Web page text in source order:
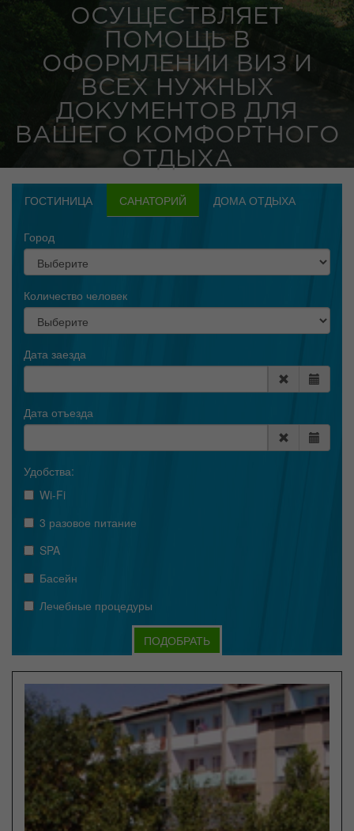
ОСУЩЕСТВЛЯЕТ
ПОМОЩЬ В
ОФОРМЛЕНИИ ВИЗ И
ВСЕХ НУЖНЫХ
ДОКУМЕНТОВ ДЛЯ
ВАШЕГО КОМФОРТНОГО
ОТДЫХА
ГОСТИНИЦА САНАТОРИЙ ДОМА ОТДЫХА
Город
Количество человек
Дата заезда
Дата отъезда
Удобства:
Wi-Fi
3 разовое питание
SPA
Басейн
Лечебные процедуры
ПОДОБРАТЬ